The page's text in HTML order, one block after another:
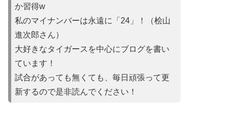
か習得w
私のマイナンバーは永遠に「24」！（桧山
進次郎さん）
大好きなタイガースを中心にブログを書い
ています！
試合があって も無くても、毎日頑張って更
新するので是非読んでください！